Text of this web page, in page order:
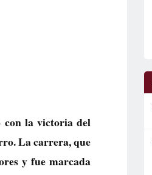
con la victoria del
La carrera, que
y fue marcada